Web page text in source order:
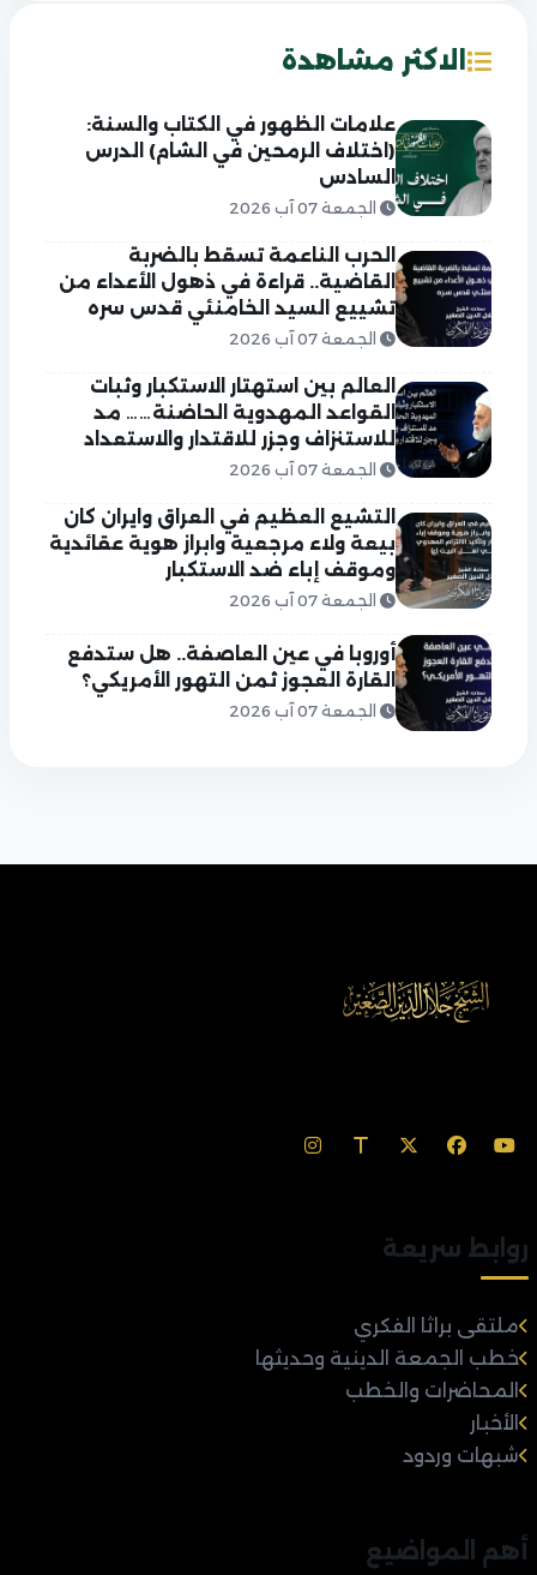
الاكثر مشاهدة
علامات الظهور في الكتاب والسنة:
(اختلاف الرمحين في الشام) الدرس
السادس
الجمعة 07 آب 2026
الحرب الناعمة تسقط بالضربة
القاضية.. قراءة في ذهول الأعداء من
تشييع السيد الخامنئي قدس سره
الجمعة 07 آب 2026
العالم بين استهتار الاستكبار وثبات
القواعد المهدوية الحاضنة…… مد
للاستنزاف وجزر للاقتدار والاستعداد
الجمعة 07 آب 2026
التشيع العظيم في العراق وايران كان
بيعة ولاء مرجعية وابراز هوية عقائدية
وموقف إباء ضد الاستكبار
الجمعة 07 آب 2026
أوروبا في عين العاصفة.. هل ستدفع
القارة العجوز ثمن التهور الأمريكي؟
الجمعة 07 آب 2026
روابط سريعة
ملتقى براثا الفكري
خطب الجمعة الدينية وحديثها
المحاضرات والخطب
الأخبار
شبهات وردود
أهم المواضيع